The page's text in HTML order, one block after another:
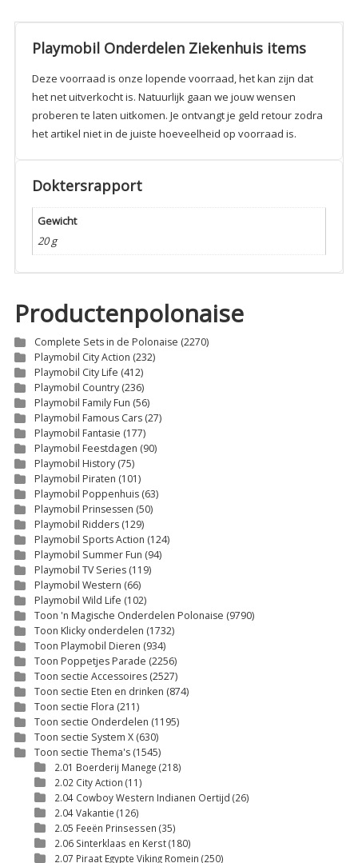
Playmobil Onderdelen Ziekenhuis items
Deze voorraad is onze lopende voorraad, het kan zijn dat
het net uitverkocht is. Natuurlijk gaan we jouw wensen
proberen te laten uitkomen. Je ontvangt je geld retour zodra
het artikel niet in de juiste hoeveelheid op voorraad is.
Doktersrapport
Gewicht
20 g
Productenpolonaise
Complete Sets in de Polonaise (2270)
Playmobil City Action (232)
Playmobil City Life (412)
Playmobil Country (236)
Playmobil Family Fun (56)
Playmobil Famous Cars (27)
Playmobil Fantasie (177)
Playmobil Feestdagen (90)
Playmobil History (75)
Playmobil Piraten (101)
Playmobil Poppenhuis (63)
Playmobil Prinsessen (50)
Playmobil Ridders (129)
Playmobil Sports Action (124)
Playmobil Summer Fun (94)
Playmobil TV Series (119)
Playmobil Western (66)
Playmobil Wild Life (102)
Toon 'n Magische Onderdelen Polonaise (9790)
Toon Klicky onderdelen (1732)
Toon Playmobil Dieren (934)
Toon Poppetjes Parade (2256)
Toon sectie Accessoires (2527)
Toon sectie Eten en drinken (874)
Toon sectie Flora (211)
Toon sectie Onderdelen (1195)
Toon sectie System X (630)
Toon sectie Thema's (1545)
2.01 Boerderij Manege (218)
2.02 City Action (11)
2.04 Cowboy Western Indianen Oertijd (26)
2.04 Vakantie (126)
2.05 Feeën Prinsessen (35)
2.06 Sinterklaas en Kerst(180)
2.07 Piraat Egypte Viking Romein (250)